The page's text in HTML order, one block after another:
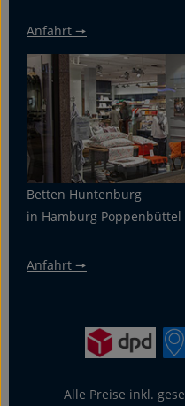
Anfahrt 🠖
Betten Huntenburg
in Hamburg Poppenbüttel
Anfahrt 🠖
Alle Preise inkl.